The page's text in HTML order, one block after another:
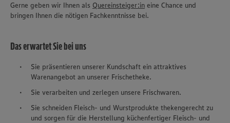
Gerne geben wir Ihnen als Quereinsteiger:in eine Chance und
bringen Ihnen die nötigen Fachkenntnisse bei.
Das erwartet Sie bei uns
Sie präsentieren unserer Kundschaft ein attraktives
Warenangebot an unserer Frischetheke.
Sie verarbeiten und zerlegen unsere Frischwaren.
Sie schneiden Fleisch- und Wurstprodukte thekengerecht zu
und sorgen für die Herstellung küchenfertiger Fleisch- und